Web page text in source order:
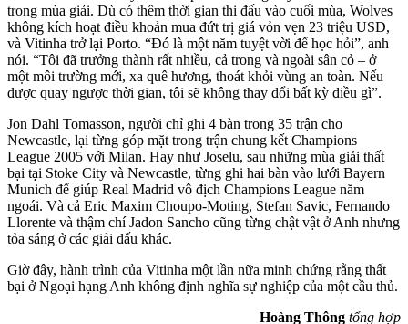
trong mùa giải. Dù có thêm thời gian thi đấu vào cuối mùa, Wolves
không kích hoạt điều khoản mua đứt trị giá vỏn vẹn 23 triệu USD,
và Vitinha trở lại Porto. “Đó là một năm tuyệt vời để học hỏi”, anh
nói. “Tôi đã trưởng thành rất nhiều, cả trong và ngoài sân cỏ – ở
một môi trường mới, xa quê hương, thoát khỏi vùng an toàn. Nếu
được quay ngược thời gian, tôi sẽ không thay đổi bất kỳ điều gì”.
Jon Dahl Tomasson, người chỉ ghi 4 bàn trong 35 trận cho
Newcastle, lại từng góp mặt trong trận chung kết Champions
League 2005 với Milan. Hay như Joselu, sau những mùa giải thất
bại tại Stoke City và Newcastle, từng ghi hai bàn vào lưới Bayern
Munich để giúp Real Madrid vô địch Champions League năm
ngoái. Và cả Eric Maxim Choupo-Moting, Stefan Savic, Fernando
Llorente và thậm chí Jadon Sancho cũng từng chật vật ở Anh nhưng
tỏa sáng ở các giải đấu khác.
Giờ đây, hành trình của Vitinha một lần nữa minh chứng rằng thất
bại ở Ngoại hạng Anh không định nghĩa sự nghiệp của một cầu thủ.
Hoàng Thông tổng hợp